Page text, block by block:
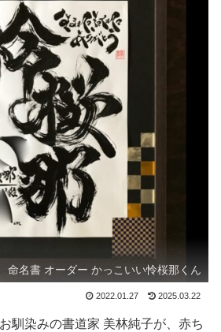
命名書 オーダー かっこいい怜桜那くん
2022.01.27 2025.03.22
馴染みの書道家 美林純子が、赤ち